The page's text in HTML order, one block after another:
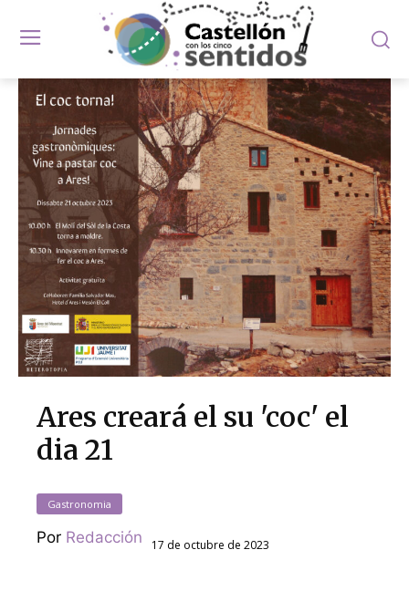
Ares creará el su 'coc' el
dia 21
Gastronomia
Por Redacción 17 de octubre de 2023